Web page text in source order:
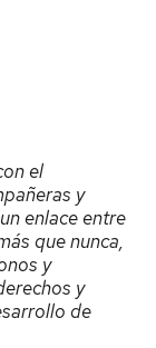
el
y
enlace entre
que nunca,
y
y
de